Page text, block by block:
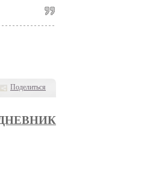
Поделиться